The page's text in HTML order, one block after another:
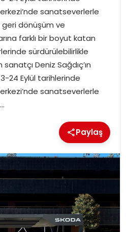
sanatseverlerle
geri dönüşüm ve
farklı bir boyut katan
sürdürülebilirlikle
Deniz Sağdıç’ın
24 Eylül tarihlerinde
sanatseverlerle
Paylaş